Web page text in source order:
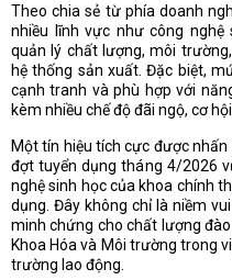
Theo chia sẻ từ phía doanh
nhiều lĩnh vực như công nghệ
quản lý chất lượng, môi
hệ thống sản xuất. Đặc biệt,
cạnh tranh và phù hợp với
kèm nhiều chế độ đãi ngộ, cơ
Một tín hiệu tích cực được
đợt tuyển dụng tháng 4/2026
nghệ sinh học của khoa chính
dụng. Đây không chỉ là niềm
minh chứng cho chất lượng
Khoa Hóa và Môi trường trong
trường lao động.